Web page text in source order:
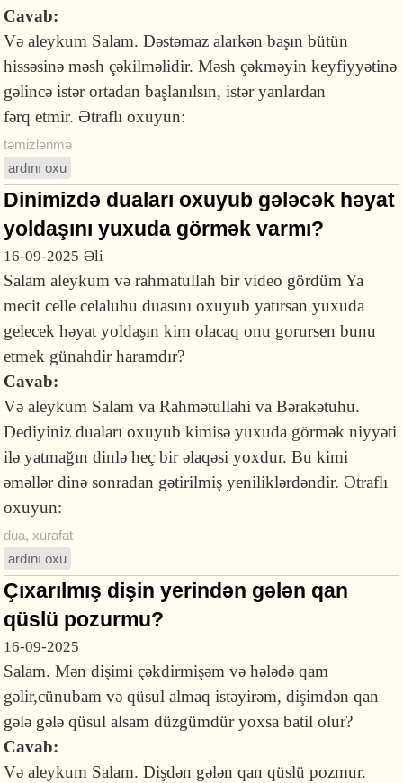
Cavab:
Və aleykum Salam. Dəstəmaz alarkən başın bütün
hissəsinə məsh çəkilməlidir. Məsh çəkməyin keyfiyyətinə
gəlincə istər ortadan başlanılsın, istər yanlardan
fərq etmir. Ətraflı oxuyun:
təmizlənmə
ardını oxu
Dinimizdə duaları oxuyub gələcək həyat
yoldaşını yuxuda görmək varmı?
16-09-2025 Əli
Salam aleykum və rahmatullah bir video gördüm Ya
mecit celle celaluhu duasını oxuyub yatırsan yuxuda
gelecek həyat yoldaşın kim olacaq onu gorursen bunu
etmek günahdir haramdır?
Cavab:
Və aleykum Salam va Rahmətullahi va Bərakətuhu.
Dediyiniz duaları oxuyub kimisə yuxuda görmək niyyəti
ilə yatmağın dinlə heç bir əlaqəsi yoxdur. Bu kimi
əməllər dinə sonradan gətirilmiş yeniliklərdəndir. Ətraflı
oxuyun:
dua,xurafat
ardını oxu
Çıxarılmış dişin yerindən gələn qan
qüslü pozurmu?
16-09-2025
Salam. Mən dişimi çəkdirmişəm və hələdə qam
gəlir,cünubam və qüsul almaq istəyirəm, dişimdən qan
gələ gələ qüsul alsam düzgümdür yoxsa batil olur?
Cavab:
Və aleykum Salam. Dişdən gələn qan qüslü pozmur.